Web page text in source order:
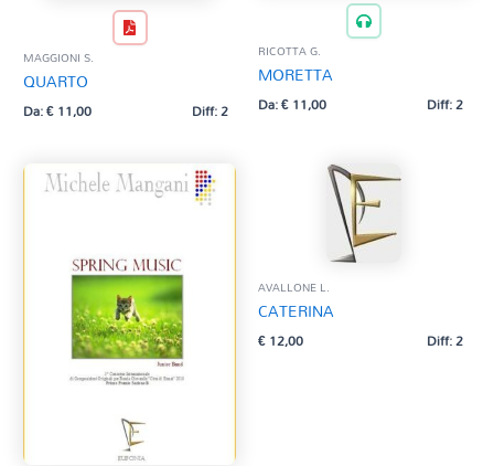
MAGGIONI S.
QUARTO
Da:€11,00 Diff: 2
RICOTTA G.
MORETTA
Da:€11,00 Diff: 2
AVALLONE L.
CATERINA
€12,00 Diff: 2